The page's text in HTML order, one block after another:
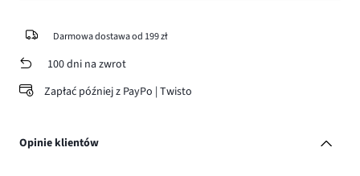
Darmowa dostawa od 199 zł
100 dni na zwrot
Zapłać później z PayPo | Twisto
Opinie klientów